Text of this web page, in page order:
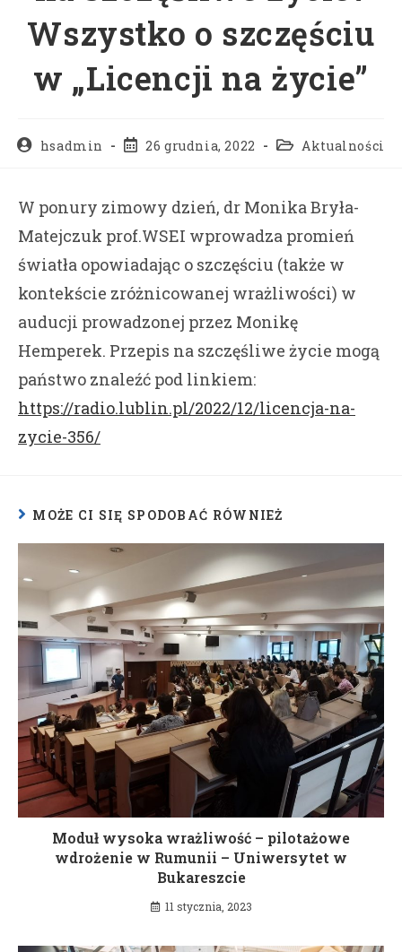
Wszystko o szczęściu
w „Licencji na życie”
hsadmin 26 grudnia, 2022 Aktualności
W ponury zimowy dzień, dr Monika Bryła-
Matejczuk prof.WSEI wprowadza promień
światła opowiadając o szczęściu (także w
kontekście zróżnicowanej wrażliwości) w
auducji prowadzonej przez Monikę
Hemperek. Przepis na szczęśliwe życie mogą
państwo znaleźć pod linkiem:
https://radio.lublin.pl/2022/12/licencja-na-
zycie-356/
MOŻE CI SIĘ SPODOBAĆ RÓWNIEŻ
Moduł wysoka wrażliwość – pilotażowe
wdrożenie w Rumunii – Uniwersytet w
Bukareszcie
11 stycznia, 2023